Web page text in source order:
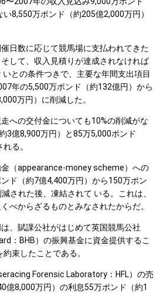
い8,550万ポンド（約205億2,000万円）
日数に応じて競馬場に支払われてきた
して、収入見積りが達成されなければ
との条件つきで、主要な年間支出項目
年の5,500万ポンド（約132億円）から
万円）に削減した。
への交付金についても10%の削減がな
3億8,900万円）と85万5,000ポンド
る。
（appearance-money scheme）への
ド（約7億4,400万円）から150万ポン
された後、凍結されて いる。これは、
べからざるものとみなされたからだ。
、賦課公社がはじめて英国競馬公社
：BHB）の振興基金に資金提供するこ
束したことである。
Forensic Laboratory：HFL）の売
億8,000万円）の利息55万ポンド（約1